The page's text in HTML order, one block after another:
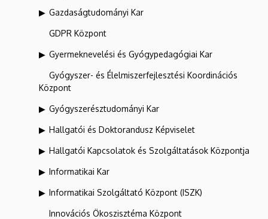
Gazdaságtudományi Kar
GDPR Központ
Gyermeknevelési és Gyógypedagógiai Kar
Gyógyszer- és Élelmiszerfejlesztési Koordinációs
Központ
Gyógyszerésztudományi Kar
Hallgatói és Doktorandusz Képviselet
Hallgatói Kapcsolatok és Szolgáltatások Központja
Informatikai Kar
Informatikai Szolgáltató Központ (ISZK)
Innovációs Ökoszisztéma Központ